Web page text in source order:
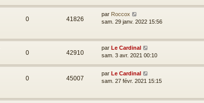
0 41826
par Roccox
sam. 29 janv. 2022 15:56
0 42910
par Le Cardinal
sam. 3 avr. 2021 00:10
0 45007
par Le Cardinal
sam. 27 févr. 2021 15:15